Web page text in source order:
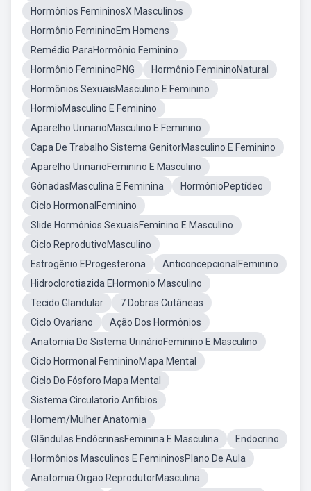
Hormônios FemininosX Masculinos
Hormônio FemininoEm Homens
Remédio ParaHormônio Feminino
Hormônio FemininoPNG
Hormônio FemininoNatural
Hormônios SexuaisMasculino E Feminino
HormioMasculino E Feminino
Aparelho UrinarioMasculino E Feminino
Capa De Trabalho Sistema GenitorMasculino E Feminino
Aparelho UrinarioFeminino E Masculino
GônadasMasculina E Feminina
HormônioPeptídeo
Ciclo HormonalFeminino
Slide Hormônios SexuaisFeminino E Masculino
Ciclo ReprodutivoMasculino
Estrogênio EProgesterona
AnticoncepcionalFeminino
Hidroclorotiazida EHormonio Masculino
Tecido Glandular
7 Dobras Cutâneas
Ciclo Ovariano
Ação Dos Hormônios
Anatomia Do Sistema UrinárioFeminino E Masculino
Ciclo Hormonal FemininoMapa Mental
Ciclo Do Fósforo Mapa Mental
Sistema Circulatorio Anfibios
Homem/Mulher Anatomia
Glândulas EndócrinasFeminina E Masculina
Endocrino
Hormônios Masculinos E FemininosPlano De Aula
Anatomia Orgao ReprodutorMasculina